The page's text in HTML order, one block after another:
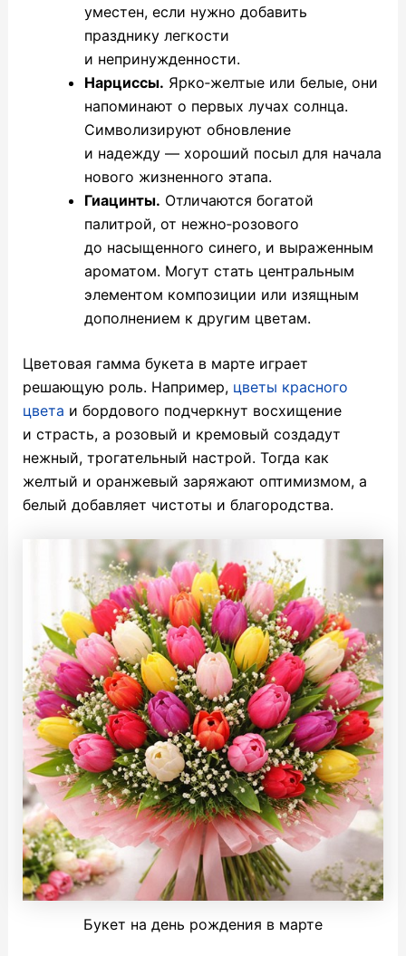
уместен, если нужно добавить
празднику легкости
и непринужденности.
Нарциссы. Ярко‑желтые или белые, они
напоминают о первых лучах солнца.
Символизируют обновление
и надежду — хороший посыл для начала
нового жизненного этапа.
Гиацинты. Отличаются богатой
палитрой, от нежно‑розового
до насыщенного синего, и выраженным
ароматом. Могут стать центральным
элементом композиции или изящным
дополнением к другим цветам.
Цветовая гамма букета в марте играет
решающую роль. Например, цветы красного
цвета и бордового подчеркнут восхищение
и страсть, а розовый и кремовый создадут
нежный, трогательный настрой. Тогда как
желтый и оранжевый заряжают оптимизмом, а
белый добавляет чистоты и благородства.
Букет на день рождения в марте